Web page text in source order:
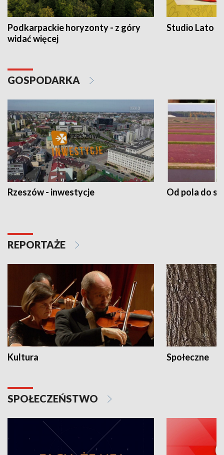
Podkarpackie horyzonty - z góry
widać więcej
Studio Lato
GOSPODARKA
Rzeszów - inwestycje Od pola do
REPORTAŻE
Kultura Społeczne
SPOŁECZEŃSTWO